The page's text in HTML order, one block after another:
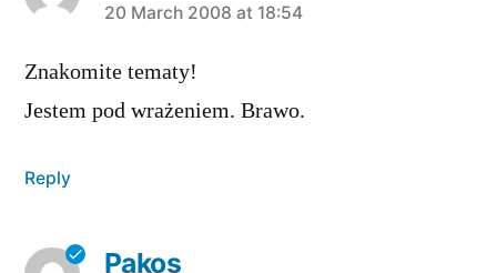
says:
20 March 2008 at 18:54
Znakomite tematy!
Jestem pod wrażeniem. Brawo.
Reply
Pakos